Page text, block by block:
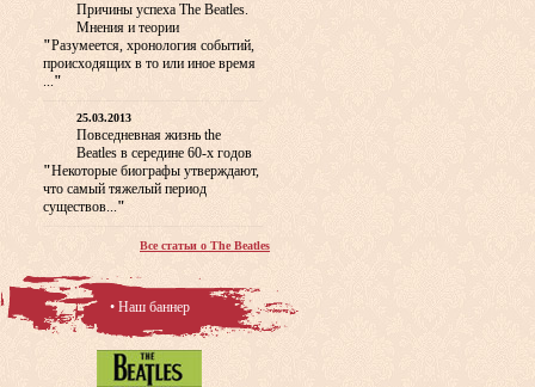
Причины успеха The Beatles.
Мнения и теории
"Разумеется, хронология событий,
происходящих в то или иное время
..."
25.03.2013
Повседневная жизнь the
Beatles в середине 60-х годов
"Некоторые биографы утверждают,
что самый тяжелый период
существов..."
Все статьи о The Beatles
• Наш баннер